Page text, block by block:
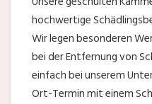
hochwertige
Wir legen besonderen
bei der Entfernung von
einfach bei unserem
Ort-Termin mit einem